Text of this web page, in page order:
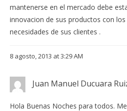
mantenerse en el mercado debe
innovacion de sus productos con
necesidades de sus clientes .
8 agosto, 2013 at 3:29 AM
Juan Manuel Ducuara
Hola Buenas Noches para todos.